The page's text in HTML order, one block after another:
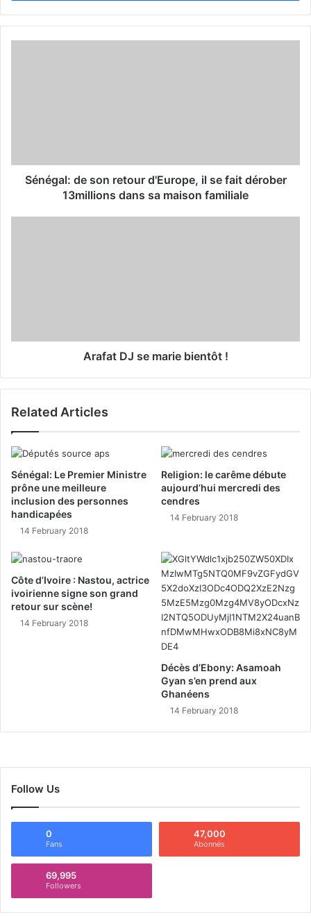
y
Sénégal: de son retour d'Europe, il se fait dérober
13millions dans sa maison familiale
Arafat DJ se marie bientôt !
Related Articles
Sénégal: Le Premier Ministre
prône une meilleure
inclusion des personnes
handicapées
14 February 2018
Religion: le carême débute
aujourd’hui mercredi des
cendres
14 February 2018
Côte d’Ivoire : Nastou, actrice
ivoirienne signe son grand
retour sur scène!
14 February 2018
Décès d’Ebony: Asamoah
Gyan s’en prend aux
Ghanéens
14 February 2018
Follow Us
0
Fans
47,000
Abonnés
69,995
Followers